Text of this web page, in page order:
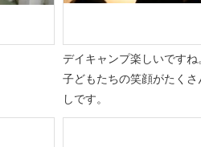
デイキャンプ楽しいです
子どもたちの笑顔がたく
しです。